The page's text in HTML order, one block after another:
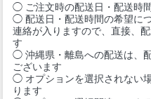
◯ ご注文時の配送日・配送時
◯ 配送日・配送時間の希望に
連絡が入りますので、直接、
す
◯ 沖縄県・離島への配送は、
ございます
◯ オプションを選択されない
ります